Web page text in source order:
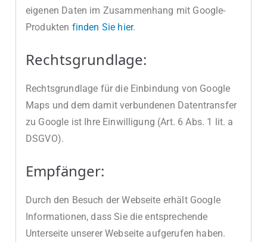
eigenen Daten im Zusammenhang mit Google-
Produkten finden Sie hier.
Rechtsgrundlage:
Rechtsgrundlage für die Einbindung von Google
Maps und dem damit verbundenen Datentransfer
zu Google ist Ihre Einwilligung (Art. 6 Abs. 1 lit. a
DSGVO).
Empfänger:
Durch den Besuch der Webseite erhält Google
Informationen, dass Sie die entsprechende
Unterseite unserer Webseite aufgerufen haben.